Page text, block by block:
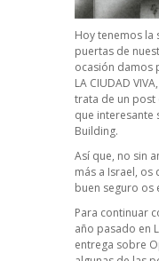
Hoy tenemos la
puertas de
ocasión damos
LA CIUDAD
trata de un post
que interesante
Building.
Así que, no sin
más a Israel, os
buen seguro os
Para continuar
año pasado en
entrega sobre